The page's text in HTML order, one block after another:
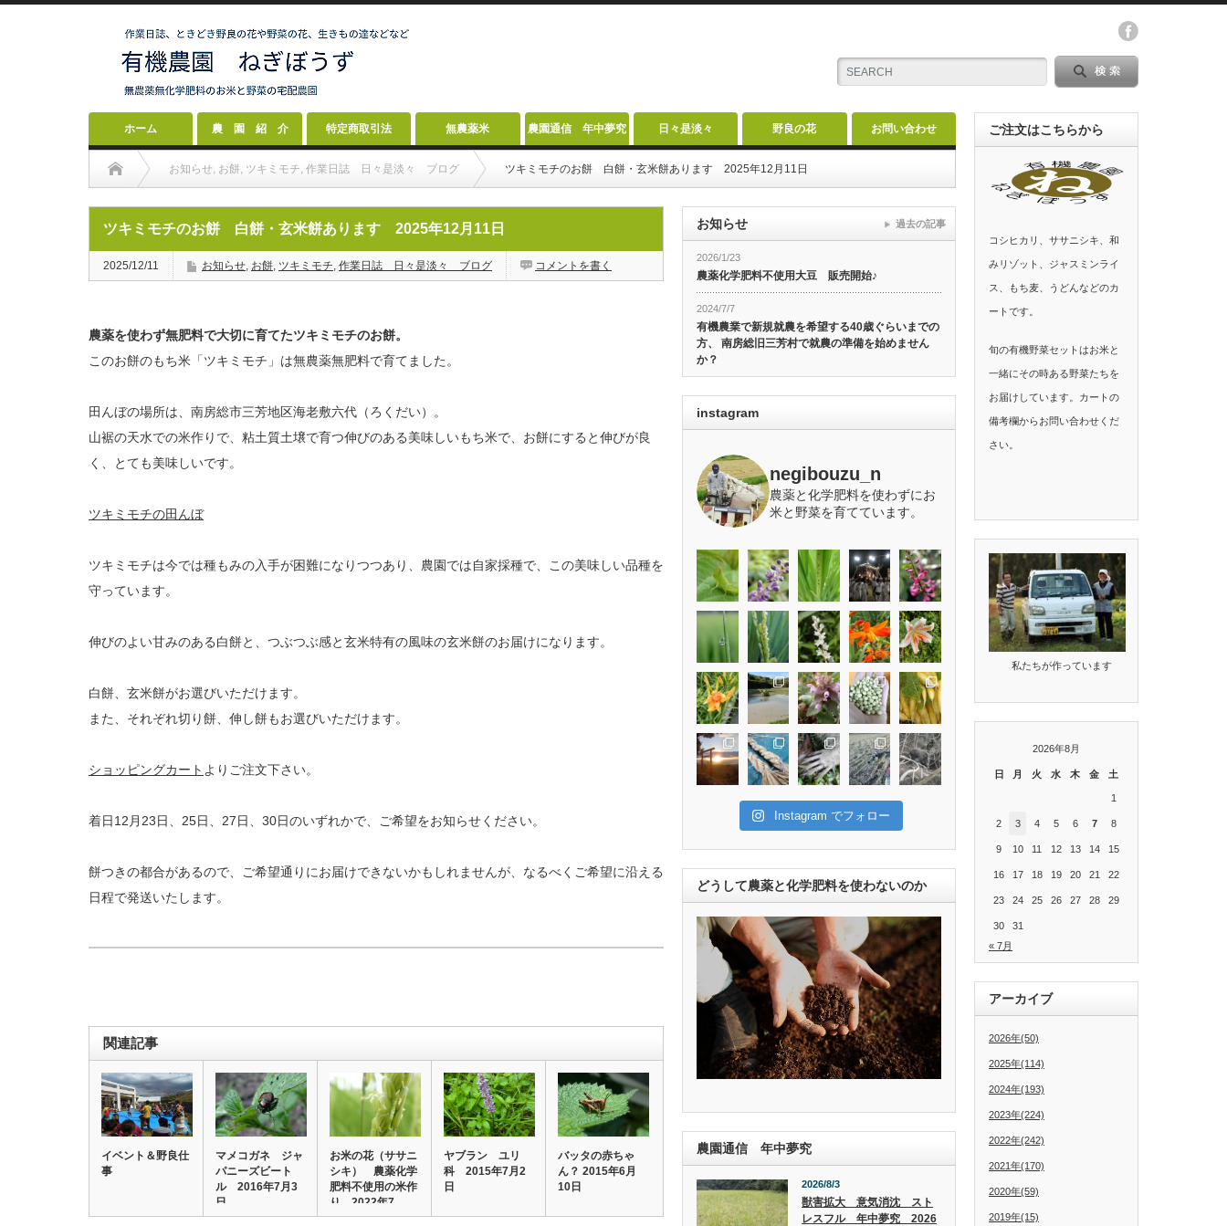
ホーム 農 園 紹 介 特定商取引法 無農薬米 農園通信 年中夢究 日々是淡々 野良の花 お問い合わせ
お知らせ, お餅, ツキミモチ, 作業日誌 日々是淡々 ブログ ツキミモチのお餅 白餅・玄米餅あります 2025年12月11日
ツキミモチのお餅 白餅・玄米餅あります 2025年12月11日
2025/12/11 お知らせ, お餅, ツキミモチ, 作業日誌 日々是淡々 ブログ コメントを書く
農薬を使わず無肥料で大切に育てたツキミモチのお餅。
このお餅のもち米「ツキミモチ」は無農薬無肥料で育てました。
田んぼの場所は、南房総市三芳地区海老敷六代（ろくだい）。
山裾の天水での米作りで、粘土質土壌で育つ伸びのある美味しいもち米で、お餅にすると伸びが良
く、とても美味しいです。
ツキミモチの田んぼ
ツキミモチは今では種もみの入手が困難になりつつあり、農園では自家採種で、この美味しい品種を
守っています。
伸びのよい甘みのある白餅と、つぶつぶ感と玄米特有の風味の玄米餅のお届けになります。
白餅、玄米餅がお選びいただけます。
また、それぞれ切り餅、伸し餅もお選びいただけます。
ショッピングカート よりご注文下さい。
着日12月23日、25日、27日、30日のいずれかで、ご希望をお知らせください。
餅つきの都合があるので、ご希望通りにお届けできないかもしれませんが、なるべくご希望に沿える
日程で発送いたします。
関連記事
イベント＆野良仕
事
マメコガネ ジャ
パニーズビート
ル 2016年7月3
日
お米の花（ササニ
シキ） 農薬化学
肥料不使用の米作
り 2022年7…
ヤブラン ユリ
科 2015年7月2
日
バッタの赤ちゃ
ん？ 2015年6月
10日
お知らせ
2026/1/23
農薬化学肥料不使用大豆 販売開始♪
2024/7/7
有機農業で新規就農を希望する40歳ぐらいまでの
方、 南房総旧三芳村で就農の準備を始めません
か？
過去の記事
instagram
negibouzu_n
農薬と化学肥料を使わずにお
米と野菜を育てています。
Instagram でフォロー
どうして農薬と化学肥料を使わないのか
農園通信 年中夢究
2026/8/3
獣害拡大 意気消沈 スト
レスフル 年中夢究 2026
ご注文はこちらから
コシヒカリ、ササニシキ、和
みリゾット、ジャスミンライ
ス、もち麦、うどんなどのカ
ートです。
旬の有機野菜セットはお米と
一緒にその時ある野菜たちを
お届けしています。カートの
備考欄からお問い合わせくだ
さい。
私たちが作っています
2026年8月
日 月 火 水 木 金 土
1
2 3 4 5 6 7 8
9 10 11 12 13 14 15
16 17 18 19 20 21 22
23 24 25 26 27 28 29
30
31
« 7月
アーカイブ
2026年(50)
2025年(114)
2024年(193)
2023年(224)
2022年(242)
2021年(170)
2020年(59)
2019年(15)